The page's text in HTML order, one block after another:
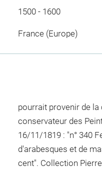
1500 - 1600
France (Europe)
pourrait provenir de
conservateur des
16/11/1819 : "n° 340
d'arabesques et de
cent". Collection